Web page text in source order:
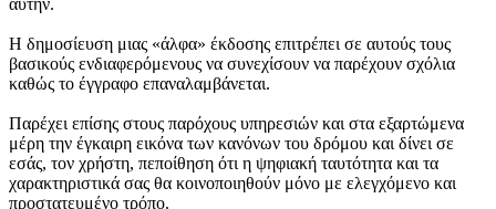
αυτήν.
Η δημοσίευση μιας «άλφα» έκδοσης επιτρέπει σε αυτούς τους
βασικούς ενδιαφερόμενους να συνεχίσουν να παρέχουν σχόλια
καθώς το έγγραφο επαναλαμβάνεται.
Παρέχει επίσης στους παρόχους υπηρεσιών και στα εξαρτώμενα
μέρη την έγκαιρη εικόνα των κανόνων του δρόμου και δίνει σε
εσάς, τον χρήστη, πεποίθηση ότι η ψηφιακή ταυτότητα και τα
χαρακτηριστικά σας θα κοινοποιηθούν μόνο με ελεγχόμενο και
προστατευμένο τρόπο.